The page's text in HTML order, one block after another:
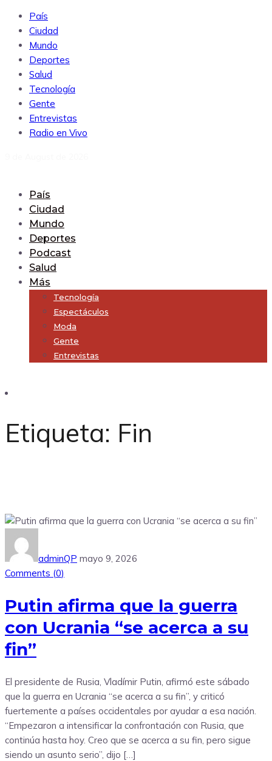
País
Ciudad
Mundo
Deportes
Salud
Tecnología
Gente
Entrevistas
Radio en Vivo
País
Ciudad
Mundo
Deportes
Podcast
Salud
Más
Tecnología
Espectáculos
Moda
Gente
Entrevistas
Etiqueta: Fin
adminQP mayo 9, 2026
Comments (0)
Putin afirma que la guerra
con Ucrania “se acerca a su
fin”
El presidente de Rusia, Vladímir Putin, afirmó este sábado
que la guerra en Ucrania “se acerca a su fin”, y criticó
fuertemente a países occidentales por ayudar a esa nación.
“Empezaron a intensificar la confrontación con Rusia, que
continúa hasta hoy. Creo que se acerca a su fin, pero sigue
siendo un asunto serio”, dijo […]